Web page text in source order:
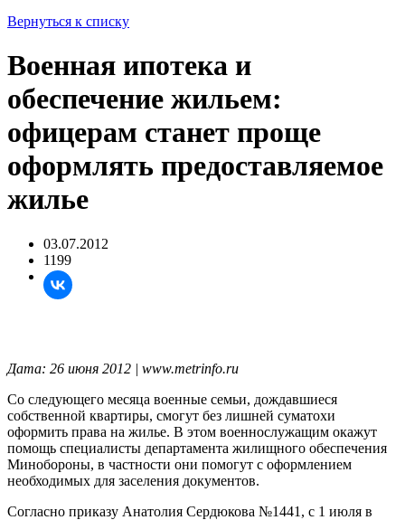
Вернуться к списку
Военная ипотека и
обеспечение жильем:
офицерам станет проще
оформлять предоставляемое
жилье
03.07.2012
1199
Дата: 26 июня 2012 | www.metrinfo.ru
Со следующего месяца военные семьи, дождавшиеся
собственной квартиры, смогут без лишней суматохи
оформить права на жилье. В этом военнослужащим окажут
помощь специалисты департамента жилищного обеспечения
Минобороны, в частности они помогут с оформлением
необходимых для заселения документов.
Согласно приказу Анатолия Сердюкова №1441, с 1 июля в